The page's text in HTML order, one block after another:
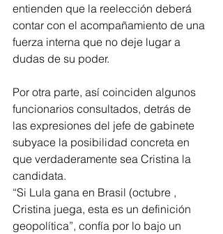
entienden que la reelección deberá
contar con el acompañamiento de una
fuerza interna que no deje lugar a
dudas de su poder.
Por otra parte, así coinciden algunos
funcionarios consultados, detrás de
las expresiones del jefe de gabinete
subyace la posibilidad concreta en
que verdaderamente sea Cristina la
candidata.
“Si Lula gana en Brasil (octubre ,
Cristina juega, esta es un definición
geopolítica”, confía por lo bajo un